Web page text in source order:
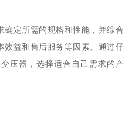
确定所需的规格和性能，并综合
效益和售后服务等因素。通过仔
压器，选择适合自己需求的产